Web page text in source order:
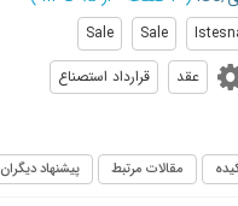
Sale
Sale
عقد
قرارداد استصناع
مقالات مرتبط پیشنهاد دیگران